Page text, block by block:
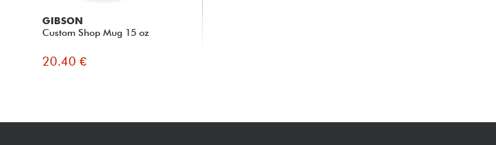
GIBSON
Custom Shop Mug 15 oz
20.40 €